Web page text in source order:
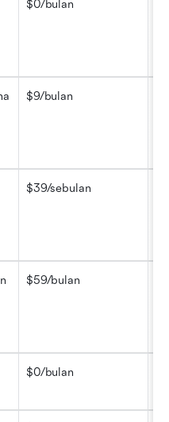
$0/bulan
$9/bulan
$39/sebulan
$59/bulan
$0/bulan